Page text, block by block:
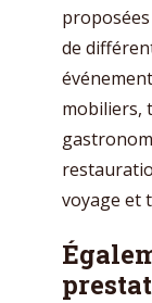
de
mobiliers,
voyage et